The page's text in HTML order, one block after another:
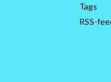
Tags
RSS-